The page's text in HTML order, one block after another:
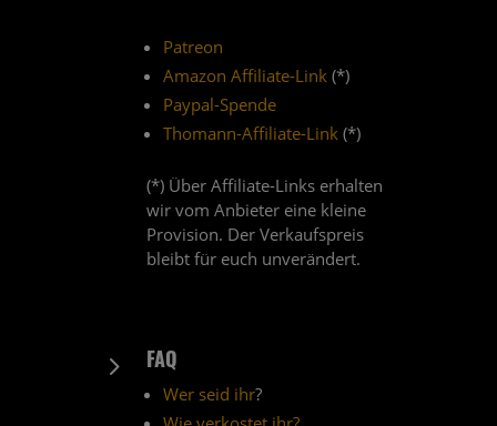
Patreon
Amazon Affiliate-Link(*)
Paypal-Spende
Thomann-Affiliate-Link(*)
(*) Über Affiliate-Links erhalten
wir vom Anbieter eine kleine
Provision. Der Verkaufspreis
bleibt für euch unverändert.
5 FAQ
Wer seid ihr?